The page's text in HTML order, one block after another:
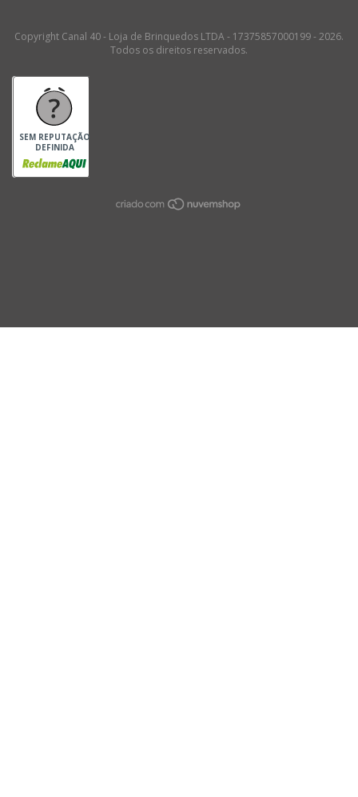
Copyright Canal 40 - Loja de Brinquedos LTDA - 17375857000199 - 2026.
Todos os direitos reservados.
SEM REPUTAÇÃO
DEFINIDA